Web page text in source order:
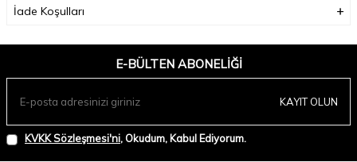
İade Koşulları
E-BÜLTEN ABONELIĞI
KAYIT OLUN
KVKK Sözleşmesi'ni, Okudum, Kabul Ediyorum.